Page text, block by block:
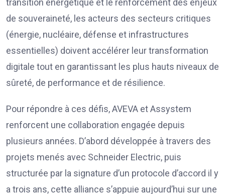
transition énergétique et le renforcement des enjeux
de souveraineté, les acteurs des secteurs critiques
(énergie, nucléaire, défense et infrastructures
essentielles) doivent accélérer leur transformation
digitale tout en garantissant les plus hauts niveaux de
sûreté, de performance et de résilience.
Pour répondre à ces défis, AVEVA et Assystem
renforcent une collaboration engagée depuis
plusieurs années. D’abord développée à travers des
projets menés avec Schneider Electric, puis
structurée par la signature d’un protocole d’accord il y
a trois ans, cette alliance s’appuie aujourd’hui sur une